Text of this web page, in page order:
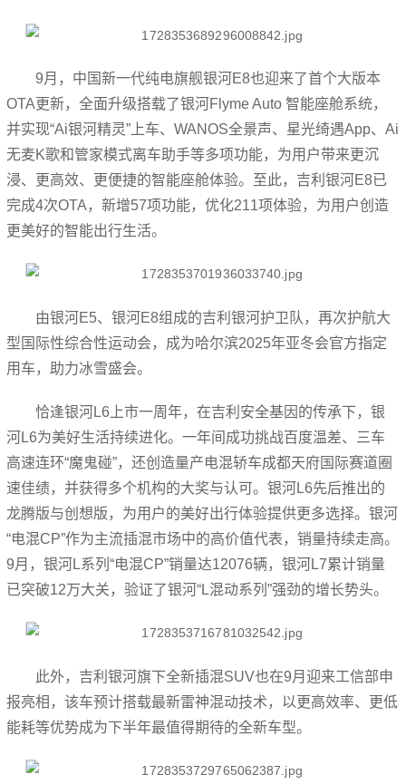
9月，中国新一代纯电旗舰银河E8也迎来了首个大版本
OTA更新，全面升级搭载了银河Flyme Auto 智能座舱系统，
并实现“Ai银河精灵”上车、WANOS全景声、星光绮遇App、Ai
无麦K歌和管家模式离车助手等多项功能，为用户带来更沉
浸、更高效、更便捷的智能座舱体验。至此，吉利银河E8已
完成4次OTA，新增57项功能，优化211项体验，为用户创造
更美好的智能出行生活。
由银河E5、银河E8组成的吉利银河护卫队，再次护航大
型国际性综合性运动会，成为哈尔滨2025年亚冬会官方指定
用车，助力冰雪盛会。
恰逢银河L6上市一周年，在吉利安全基因的传承下，银
河L6为美好生活持续进化。一年间成功挑战百度温差、三车
高速连环“魔鬼碰”，还创造量产电混轿车成都天府国际赛道圈
速佳绩，并获得多个机构的大奖与认可。银河L6先后推出的
龙腾版与创想版，为用户的美好出行体验提供更多选择。银河
“电混CP”作为主流插混市场中的高价值代表，销量持续走高。
9月，银河L系列“电混CP”销量达12076辆，银河L7累计销量
已突破12万大关，验证了银河“L混动系列”强劲的增长势头。
此外，吉利银河旗下全新插混SUV也在9月迎来工信部申
报亮相，该车预计搭载最新雷神混动技术，以更高效率、更低
能耗等优势成为下半年最值得期待的全新车型。